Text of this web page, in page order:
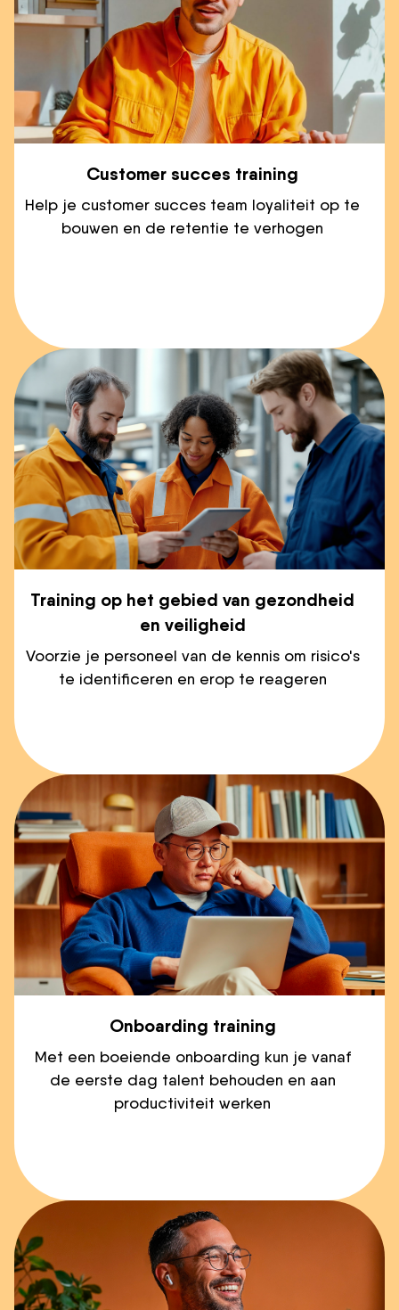
Customer succes training
Help je customer succes team loyaliteit op te
bouwen en de retentie te verhogen
Training op het gebied van gezondheid
en veiligheid
Voorzie je personeel van de kennis om risico's
te identificeren en erop te reageren
Onboarding training
Met een boeiende onboarding kun je vanaf
de eerste dag talent behouden en aan
productiviteit werken